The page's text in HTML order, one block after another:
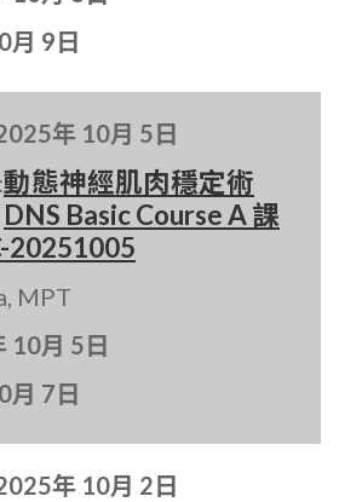
月 9日
年 10月 5日
動態神經肌肉穩定術
DNS Basic Course A 課
20251005
MPT
10月 5日
月 7日
年 10月 2日